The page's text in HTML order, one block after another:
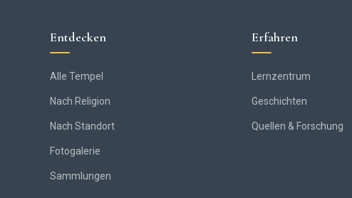
Entdecken
Alle Tempel
Nach Religion
Nach Standort
Fotogalerie
Sammlungen
Erfahren
Lernzentrum
Geschichten
Quellen & Forschung